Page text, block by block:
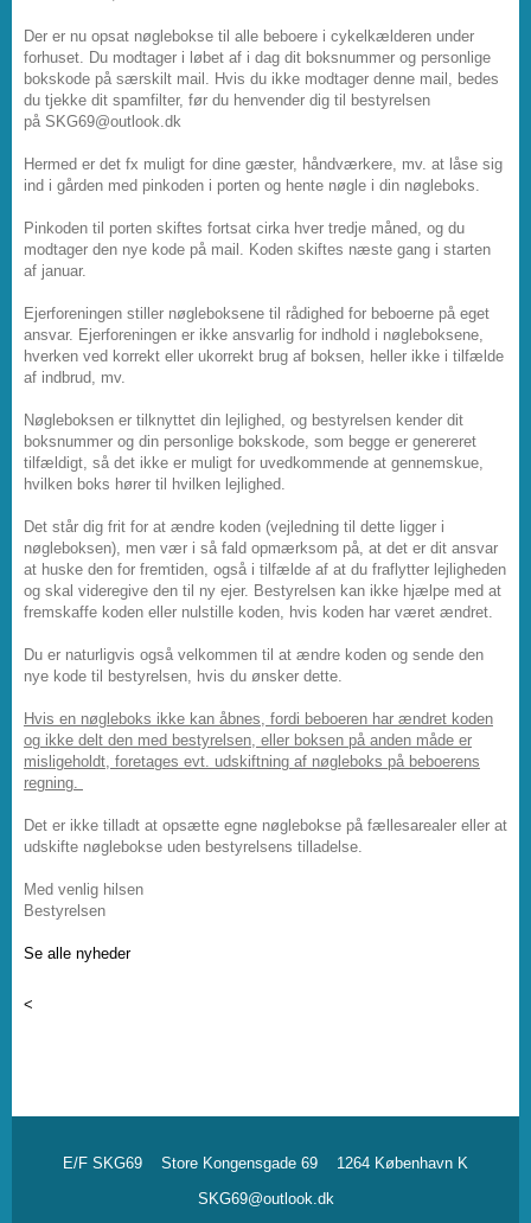
Der er nu opsat nøglebokse til alle beboere i cykelkælderen under
forhuset. Du modtager i løbet af i dag dit boksnummer og personlige
bokskode på særskilt mail. Hvis du ikke modtager denne mail, bedes
du tjekke dit spamfilter, før du henvender dig til bestyrelsen
på SKG69@outlook.dk
Hermed er det fx muligt for dine gæster, håndværkere, mv. at låse sig
ind i gården med pinkoden i porten og hente nøgle i din nøgleboks.
Pinkoden til porten skiftes fortsat cirka hver tredje måned, og du
modtager den nye kode på mail. Koden skiftes næste gang i starten
af januar.
Ejerforeningen stiller nøgleboksene til rådighed for beboerne på eget
ansvar. Ejerforeningen er ikke ansvarlig for indhold i nøgleboksene,
hverken ved korrekt eller ukorrekt brug af boksen, heller ikke i tilfælde
af indbrud, mv.
Nøgleboksen er tilknyttet din lejlighed, og bestyrelsen kender dit
boksnummer og din personlige bokskode, som begge er genereret
tilfældigt, så det ikke er muligt for uvedkommende at gennemskue,
hvilken boks hører til hvilken lejlighed.
Det står dig frit for at ændre koden (vejledning til dette ligger i
nøgleboksen), men vær i så fald opmærksom på, at det er dit ansvar
at huske den for fremtiden, også i tilfælde af at du fraflytter lejligheden
og skal videregive den til ny ejer. Bestyrelsen kan ikke hjælpe med at
fremskaffe koden eller nulstille koden, hvis koden har været ændret.
Du er naturligvis også velkommen til at ændre koden og sende den
nye kode til bestyrelsen, hvis du ønsker dette.
Hvis en nøgleboks ikke kan åbnes, fordi beboeren har ændret koden
og ikke delt den med bestyrelsen, eller boksen på anden måde er
misligeholdt, foretages evt. udskiftning af nøgleboks på beboerens
regning.
Det er ikke tilladt at opsætte egne nøglebokse på fællesarealer eller at
udskifte nøglebokse uden bestyrelsens tilladelse.
Med venlig hilsen
Bestyrelsen
Se alle nyheder
<
E/F SKG69 Store Kongensgade 69
1264 København K
SKG69@outlook.dk